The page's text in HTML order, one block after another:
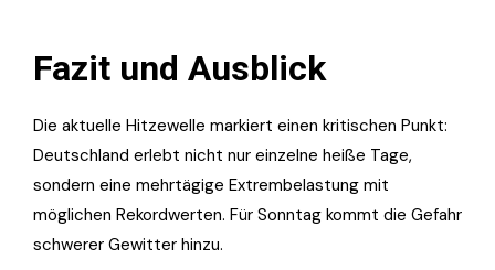
Fazit und Ausblick
Die aktuelle Hitzewelle markiert einen kritischen Punkt:
Deutschland erlebt nicht nur einzelne heiße Tage,
sondern eine mehrtägige Extrembelastung mit
möglichen Rekordwerten. Für Sonntag kommt die Gefahr
schwerer Gewitter hinzu.